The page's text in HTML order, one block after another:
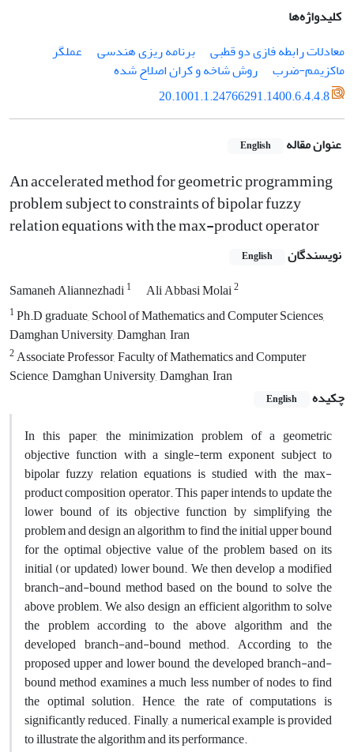
کلیدواژه‌ها
معادلات رابطه فازی دو قطبی
برنامه ریزی هندسی
عملگر
ماکزیمم-ضرب
روش شاخه و کران اصلاح شده
20.1001.1.24766291.1400.6.4.4.8
عنوان مقاله English
An accelerated method for geometric programming
problem subject to constraints of bipolar fuzzy
relation equations with the max-product operator
نویسندگان English
Samaneh Aliannezhadi1 Ali Abbasi Molai2
1Ph.D graduate, School of Mathematics and Computer Sciences,
Damghan University, Damghan, Iran
2Associate Professor, Faculty of Mathematics and Computer
Science, Damghan University, Damghan, Iran
چکیده
English
In this paper, the minimization problem of a geometric
objective function with a single-term exponent subject to
bipolar fuzzy relation equations is studied with the max-
product composition operator. This paper intends to update the
lower bound of its objective function by simplifying the
problem and design an algorithm to find the initial upper bound
for the optimal objective value of the problem based on its
initial (or updated) lower bound. We then develop a modified
branch-and-bound method based on the bound to solve the
above problem. We also design an efficient algorithm to solve
the problem according to the above algorithm and the
developed branch-and-bound method. According to the
proposed upper and lower bound, the developed branch-and-
bound method examines a much less number of nodes to find
the optimal solution. Hence, the rate of computations is
significantly reduced. Finally, a numerical example is provided
to illustrate the algorithm and its performance.